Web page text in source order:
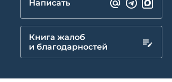
Написать
Книга жалоб
и благодарностей